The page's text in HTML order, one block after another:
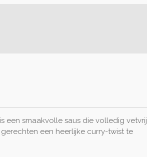
een smaakvolle saus die volledig vetvrij
gerechten een heerlijke curry-twist te